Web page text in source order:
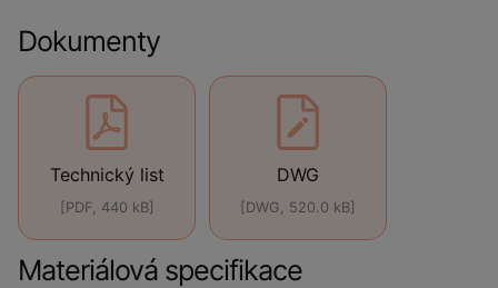
Dokumenty
Technický list
[PDF, 440 kB]
DWG
[DWG, 520.0 kB]
Materiálová specifikace